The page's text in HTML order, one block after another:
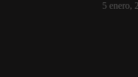
5 enero,